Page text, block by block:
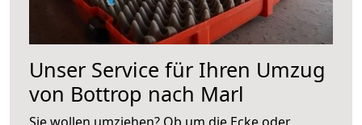
Unser Service für Ihren Umzug
von Bottrop nach Marl